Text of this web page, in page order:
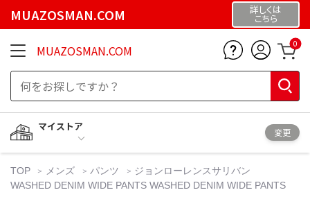
MUAZOSMAN.COM 詳しくは
こちら
MUAZOSMAN.COM 0
マイストア
変更
TOP メンズ パンツ
ジョンローレンスサリバン
WASHED DENIM WIDE PANTS WASHED DENIM WIDE PANTS